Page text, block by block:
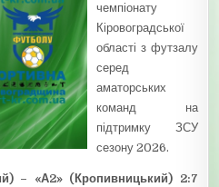
чемпіонату
Кіровоградської
області з футзалу
серед
аматорських
команд на
підтримку ЗСУ
сезону 2026.
– «А2» (Кропивницький) 2:7